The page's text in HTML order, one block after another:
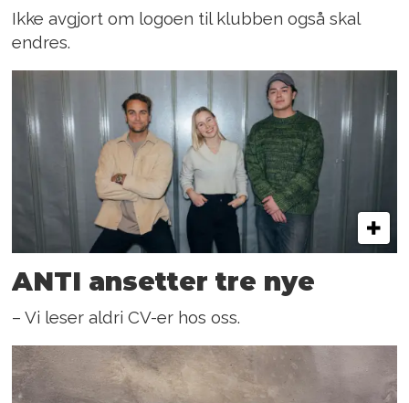
Ikke avgjort om logoen til klubben også skal
endres.
ANTI ansetter tre nye
– Vi leser aldri CV-er hos oss.